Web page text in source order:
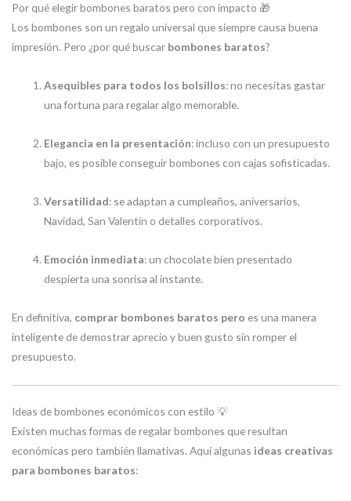
Por qué elegir bombones baratos pero con impacto 🎁
Los bombones son un regalo universal que siempre causa buena
impresión. Pero ¿por qué buscar bombones baratos?
Asequibles para todos los bolsillos: no necesitas gastar
una fortuna para regalar algo memorable.
Elegancia en la presentación: incluso con un presupuesto
bajo, es posible conseguir bombones con cajas sofisticadas.
Versatilidad: se adaptan a cumpleaños, aniversarios,
Navidad, San Valentín o detalles corporativos.
Emoción inmediata: un chocolate bien presentado
despierta una sonrisa al instante.
En definitiva, comprar bombones baratos pero es una manera
inteligente de demostrar aprecio y buen gusto sin romper el
presupuesto.
Ideas de bombones económicos con estilo 💡
Existen muchas formas de regalar bombones que resultan
económicas pero también llamativas. Aquí algunas ideas creativas
para bombones baratos: